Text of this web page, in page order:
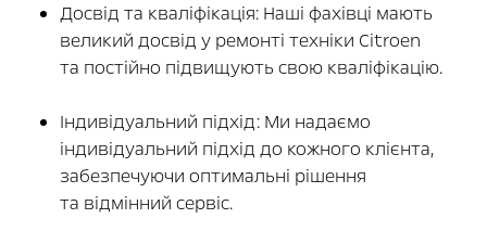
Досвід та кваліфікація: Наші фахівці мають
великий досвід у ремонті техніки Citroen
та постійно підвищують свою кваліфікацію.
Індивідуальний підхід: Ми надаємо
індивідуальний підхід до кожного клієнта,
забезпечуючи оптимальні рішення
та відмінний сервіс.